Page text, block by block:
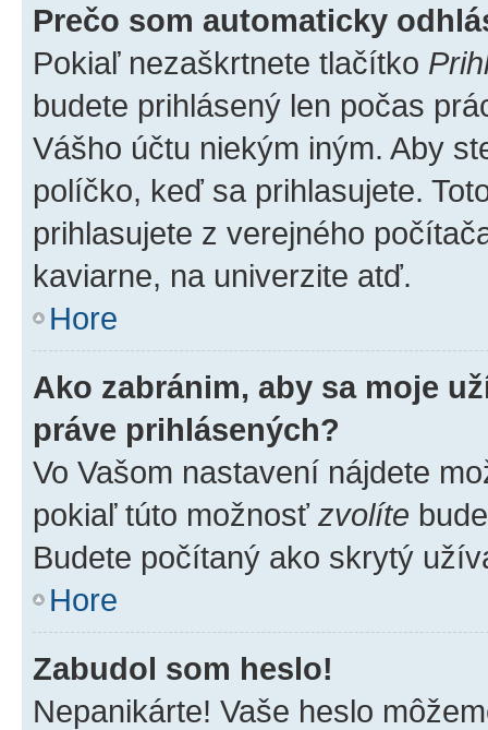
Prečo som automaticky
Pokiaľ nezaškrtnete tlačítko
budete prihlásený len počas
Vášho účtu niekým iným. Aby
políčko, keď sa prihlasujete.
prihlasujete z verejného
kaviarne, na univerzite atď.
Hore
Ako zabránim, aby sa moje
práve prihlásených?
Vo Vašom nastavení nájdete
pokiaľ túto možnosť zvolíte
Budete počítaný ako skrytý
Hore
Zabudol som heslo!
Nepanikárte! Vaše heslo